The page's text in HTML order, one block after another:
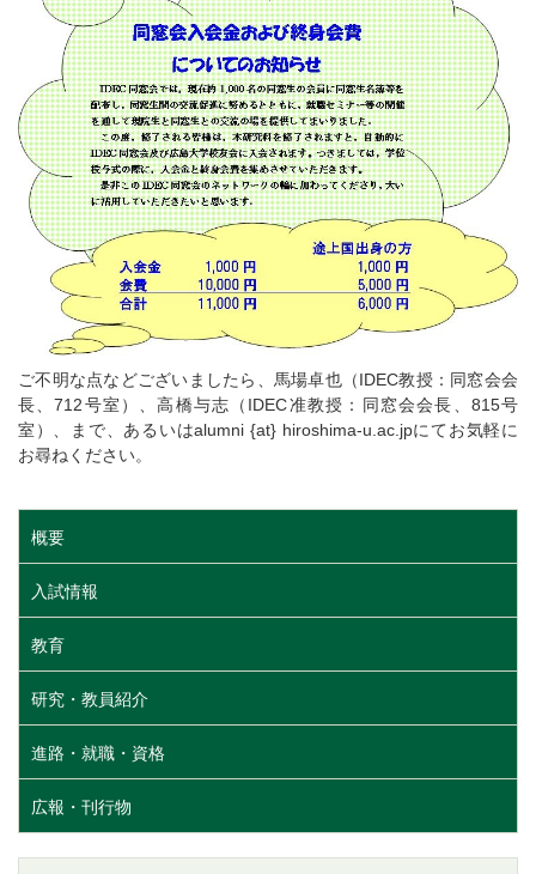
ご不明な点などございましたら、馬場卓也（IDEC教授：同窓会会
長、712号室）、高橋与志（IDEC准教授：同窓会会長、815号
室）、まで、あるいはalumni {at} hiroshima-u.ac.jpにてお気軽に
お尋ねください。
概要
入試情報
教育
研究・教員紹介
進路・就職・資格
広報・刊行物